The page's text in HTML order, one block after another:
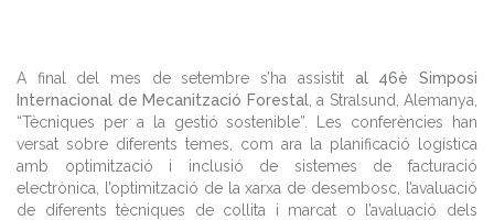
A final del mes de setembre s’ha assistit al 46è Simposi
Internacional de Mecanització Forestal, a Stralsund, Alemanya,
“Tècniques per a la gestió sostenible”. Les conferències han
versat sobre diferents temes, com ara la planificació logística
amb optimització i inclusió de sistemes de facturació
electrònica, l’optimització de la xarxa de desembosc, l’avaluació
de diferents tècniques de collita i marcat o l’avaluació dels